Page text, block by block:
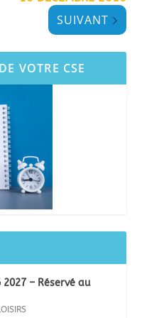
SUIVANT
VOTRE CSE
– Réservé au